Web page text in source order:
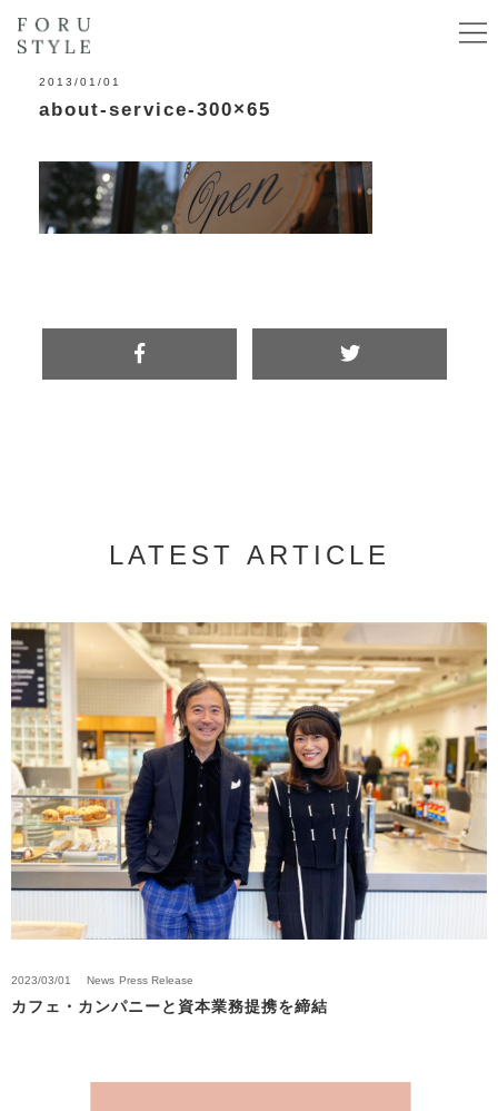
2013/01/01
about-service-300×65
LATEST ARTICLE
2023/03/01 News Press Release
カフェ・カンパニーと資本業務提携を締結